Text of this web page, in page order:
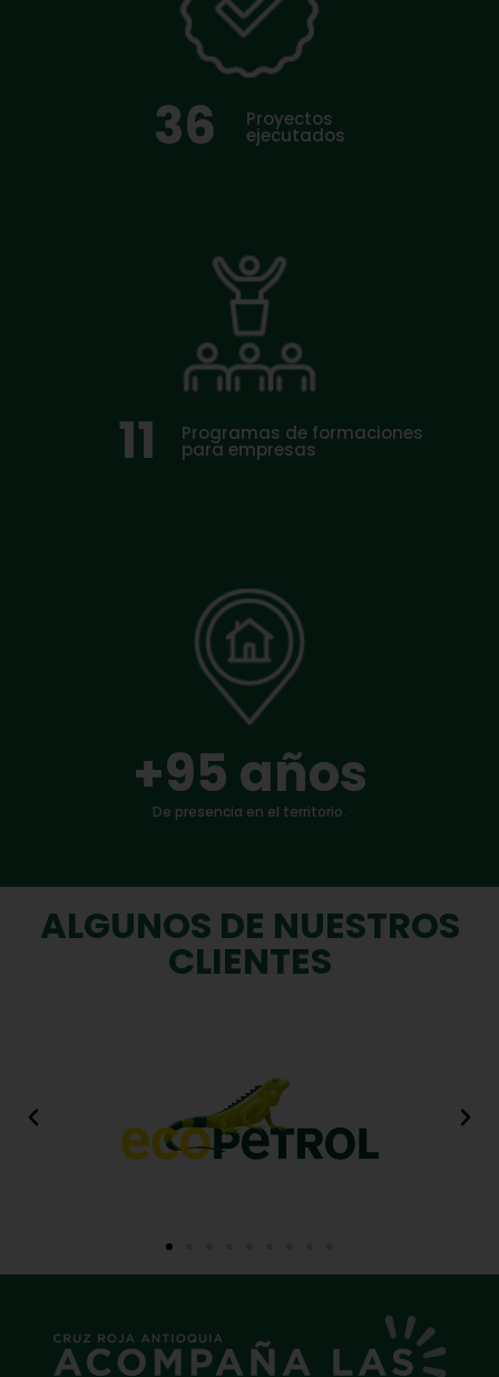
36 Proyectos
ejecutados
11 Programas de formaciones
para empresas
De presencia en el territorio.
+95 años
ALGUNOS DE NUESTROS
CLIENTES